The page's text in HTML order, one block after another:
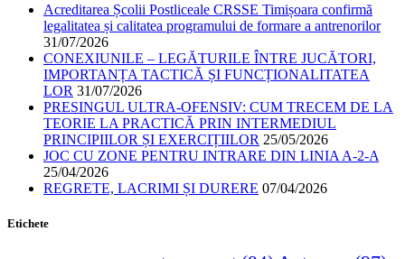
Acreditarea Școlii Postliceale CRSSE Timișoara confirmă
legalitatea și calitatea programului de formare a antrenorilor
31/07/2026
CONEXIUNILE – LEGĂTURILE ÎNTRE JUCĂTORI,
IMPORTANȚA TACTICĂ ȘI FUNCȚIONALITATEA
LOR 31/07/2026
PRESINGUL ULTRA-OFENSIV: CUM TRECEM DE LA
TEORIE LA PRACTICĂ PRIN INTERMEDIUL
PRINCIPIILOR ȘI EXERCIȚIILOR 25/05/2026
JOC CU ZONE PENTRU INTRARE DIN LINIA A-2-A
25/04/2026
REGRETE, LACRIMI ȘI DURERE 07/04/2026
Etichete